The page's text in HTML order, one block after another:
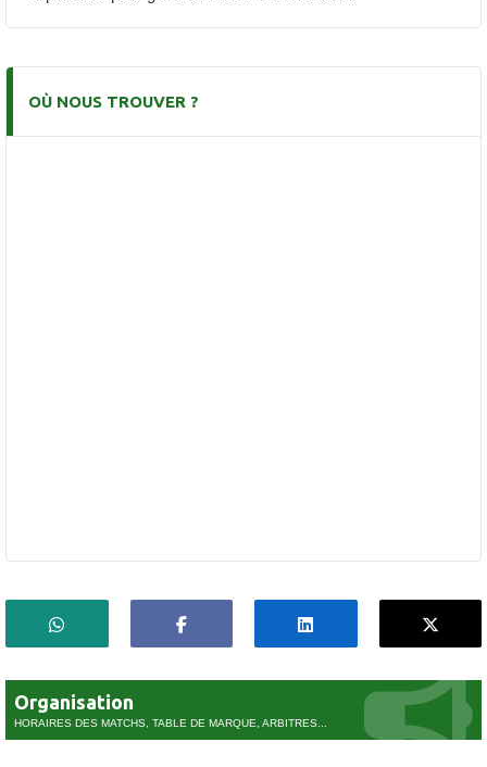
OÙ NOUS TROUVER ?
Organisation
HORAIRES DES MATCHS, TABLE DE MARQUE, ARBITRES...